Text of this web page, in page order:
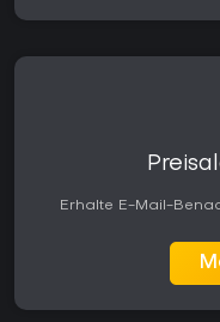
Erhalte E-Mail-